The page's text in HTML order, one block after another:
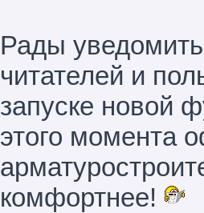
Рады
читателей и
запуске новой
этого момента
комфортнее!